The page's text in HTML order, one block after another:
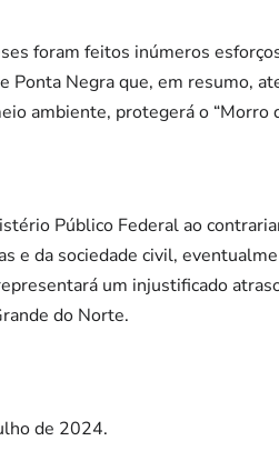
foram feitos inúmeros
Ponta Negra que, em resumo,
ambiente, protegerá o
Público Federal ao
e da sociedade civil,
um injustificado
do Norte.
de 2024.